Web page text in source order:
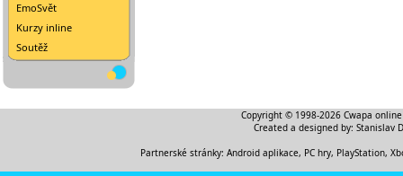
EmoSvět
Kurzy inline
Soutěž
Copyright © 1998-2026 Cwapa
Created a designed by: Stanislav
Partnerské stránky: Android aplikace, PC hry, PlayStation,